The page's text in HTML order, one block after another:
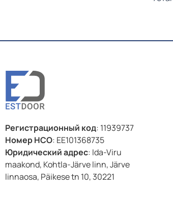
Регистрационный код: 11939737
Номер НСО: EE101368735
Юридический адрес: Ida-Viru
maakond, Kohtla-Järve linn, Järve
linnaosa, Päikese tn 10, 30221